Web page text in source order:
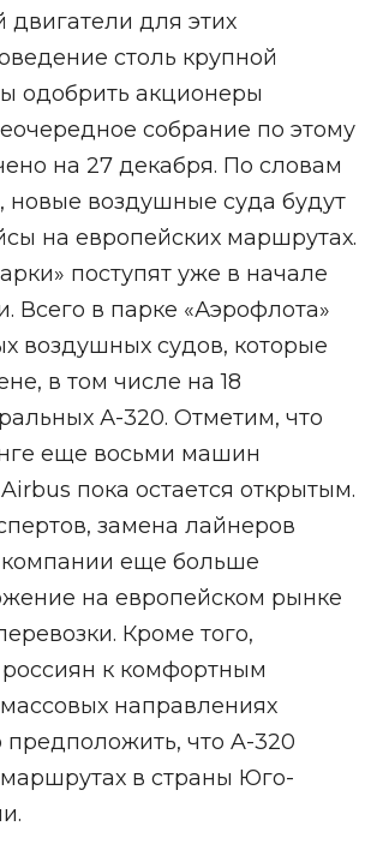
для этих
столь крупной
одобрить акционеры
собрание по этому
на 27 декабря. По словам
новые воздушные суда будут
на европейских маршрутах.
поступят уже в начале
Всего в парке «Аэрофлота»
воздушных судов, которые
в том числе на 18
А-320. Отметим, что
еще восьми машин
пока остается открытым.
замена лайнеров
еще больше
на европейском рынке
Кроме того,
россиян к комфортным
направлениях
что A-320
в страны Юго-